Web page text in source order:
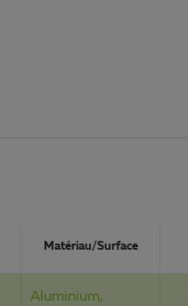
Matériau/Surface
Aluminium,